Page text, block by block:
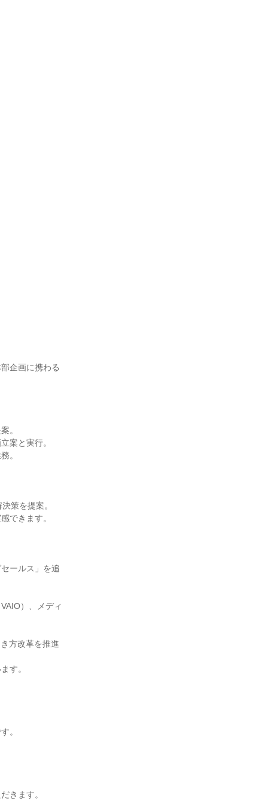
企画に携わる
。
案と実行。
。
策を提案。
できます。
ールス」を追
）、メディ
方改革を推進
す。
。
きます。